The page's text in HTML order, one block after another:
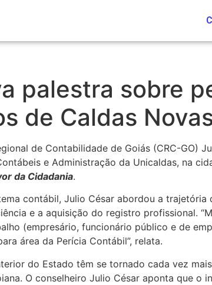
palestra sobre
de Caldas
de Contabilidade de Goiás (CRC-GO)
e Administração da Unicaldas, na
da Cidadania.
contábil, Julio César abordou a
e a aquisição do registro profissional.
(empresário, funcionário público e de
área da Perícia Contábil”, relata.
do Estado têm se tornado cada vez
O conselheiro Julio César aponta que o